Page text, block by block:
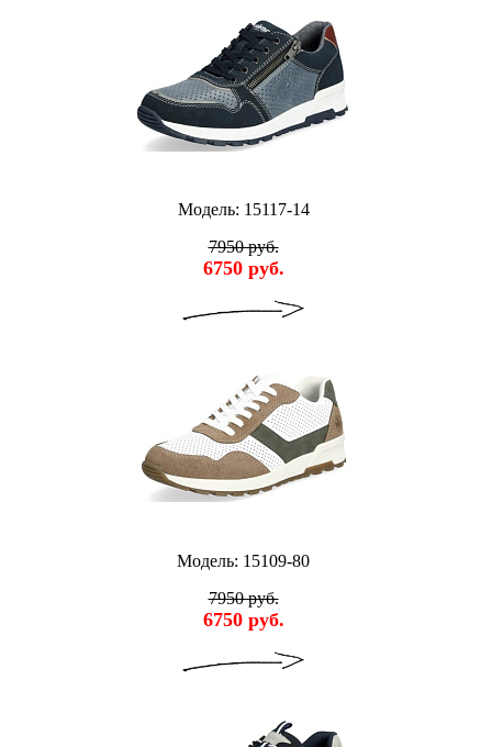
Модель: 15117-14
7950 руб.
6750 руб.
Модель: 15109-80
7950 руб.
6750 руб.